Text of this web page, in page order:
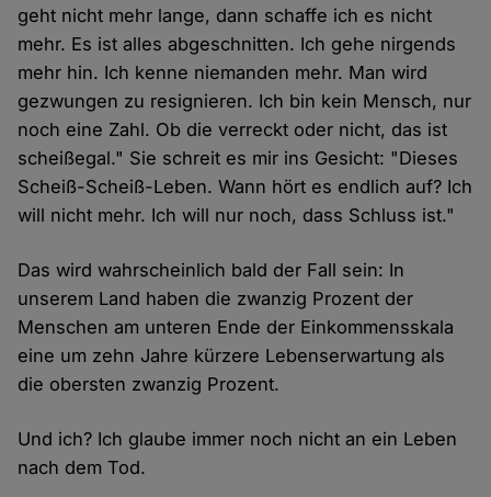
geht nicht mehr lange, dann schaffe ich es nicht
mehr. Es ist alles abgeschnitten. Ich gehe nirgends
mehr hin. Ich kenne niemanden mehr. Man wird
gezwungen zu resignieren. Ich bin kein Mensch, nur
noch eine Zahl. Ob die verreckt oder nicht, das ist
scheißegal." Sie schreit es mir ins Gesicht: "Dieses
Scheiß-Scheiß-Leben. Wann hört es endlich auf? Ich
will nicht mehr. Ich will nur noch, dass Schluss ist."
Das wird wahrscheinlich bald der Fall sein: In
unserem Land haben die zwanzig Prozent der
Menschen am unteren Ende der Einkommensskala
eine um zehn Jahre kürzere Lebenserwartung als
die obersten zwanzig Prozent.
Und ich? Ich glaube immer noch nicht an ein Leben
nach dem Tod.